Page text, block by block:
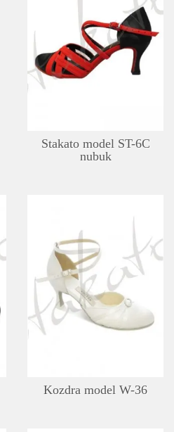
Stakato model ST-6C
nubuk
LISTA ŻYCZEŃ
SZCZEGÓŁY
Kozdra model W-36